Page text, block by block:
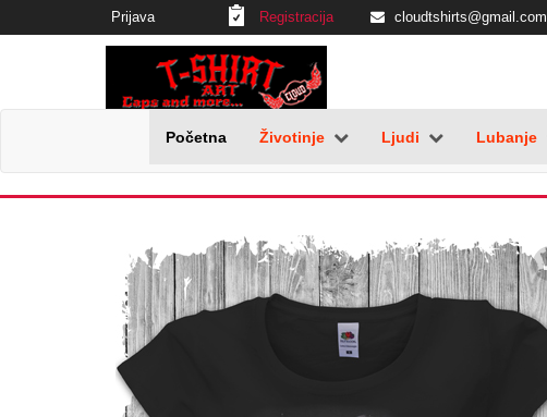
Prijava Registracija cloudtshirts@gmail.com
Početna Životinje Ljudi Lubanje